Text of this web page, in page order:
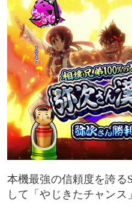
本機最強の信頼度を誇る
して「やじきたチャンス